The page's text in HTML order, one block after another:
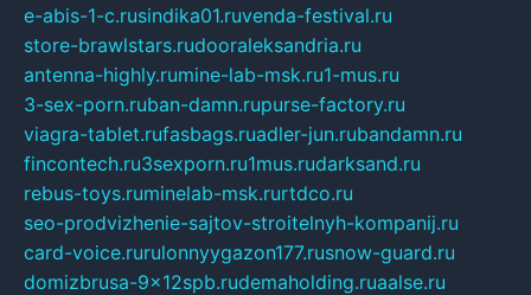
e-abis-1-c.rusindika01.ruvenda-festival.ru
store-brawlstars.rudooraleksandria.ru
antenna-highly.rumine-lab-msk.ru1-mus.ru
3-sex-porn.ruban-damn.rupurse-factory.ru
viagra-tablet.rufasbags.ruadler-jun.rubandamn.ru
fincontech.ru3sexporn.ru1mus.rudarksand.ru
rebus-toys.ruminelab-msk.rurtdco.ru
seo-prodvizhenie-sajtov-stroitelnyh-kompanij.ru
card-voice.rurulonnyygazon177.rusnow-guard.ru
domizbrusa-9x12spb.rudemaholding.ruaalse.ru